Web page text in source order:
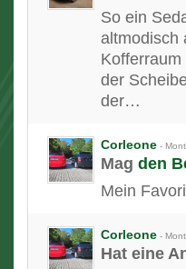
So ein
altmodisch
der
der…
Corleone -
Mag den
Mein
Corleone -
Hat eine